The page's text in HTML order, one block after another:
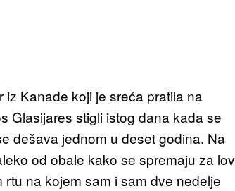
Kanade koji je sreća pratila na
Glasijares stigli istog dana kada se
dešava jednom u deset godina. Na
od obale kako se spremaju za lov
na kojem sam i sam dve nedelje